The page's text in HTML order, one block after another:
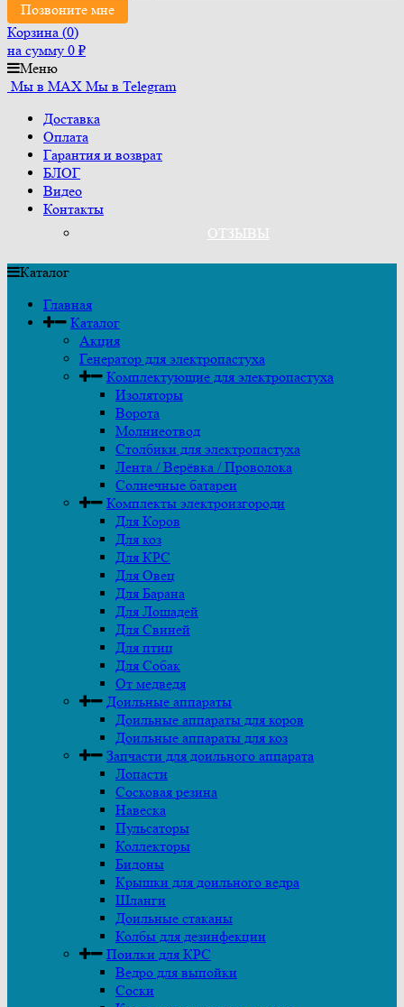
Позвоните мне
Корзина (0)
на сумму 0 ₽
Меню
Мы в MAX Мы в Telegram
Доставка
Оплата
Гарантия и возврат
БЛОГ
Видео
Контакты
ОТЗЫВЫ
Каталог
Главная
Каталог
Акция
Генератор для электропастуха
Комплектующие для электропастуха
Изоляторы
Ворота
Молниеотвод
Столбики для электропастуха
Лента / Верёвка / Проволока
Солнечные батареи
Комплекты электроизгороди
Для Коров
Для коз
Для КРС
Для Овец
Для Барана
Для Лошадей
Для Свиней
Для птиц
Для Собак
От медведя
Доильные аппараты
Доильные аппараты для коров
Доильные аппараты для коз
Запчасти для доильного аппарата
Лопасти
Сосковая резина
Навеска
Пульсаторы
Коллекторы
Бидоны
Крышки для доильного ведра
Шланги
Доильные стаканы
Колбы для дезинфекции
Поилки для КРС
Ведро для выпойки
Соски